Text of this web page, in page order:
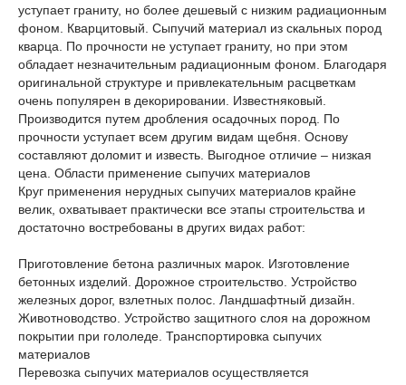
уступает граниту, но более дешевый с низким радиационным
фоном. Кварцитовый. Сыпучий материал из скальных пород
кварца. По прочности не уступает граниту, но при этом
обладает незначительным радиационным фоном. Благодаря
оригинальной структуре и привлекательным расцветкам
очень популярен в декорировании. Известняковый.
Производится путем дробления осадочных пород. По
прочности уступает всем другим видам щебня. Основу
составляют доломит и известь. Выгодное отличие – низкая
цена. Области применение сыпучих материалов
Круг применения нерудных сыпучих материалов крайне
велик, охватывает практически все этапы строительства и
достаточно востребованы в других видах работ:
Приготовление бетона различных марок. Изготовление
бетонных изделий. Дорожное строительство. Устройство
железных дорог, взлетных полос. Ландшафтный дизайн.
Животноводство. Устройство защитного слоя на дорожном
покрытии при гололеде. Транспортировка сыпучих
материалов
Перевозка сыпучих материалов осуществляется